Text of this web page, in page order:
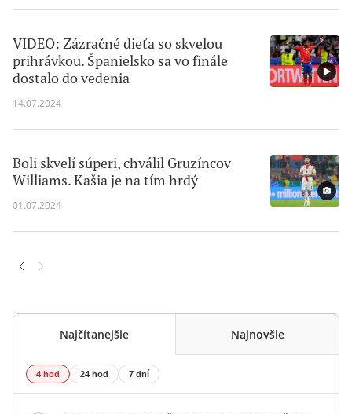
VIDEO: Zázračné dieťa so skvelou
prihrávkou. Španielsko sa vo finále
dostalo do vedenia
14.07.2024
Boli skvelí súperi, chválil Gruzíncov
Williams. Kašia je na tím hrdý
01.07.2024
Najčítanejšie Najnovšie
4 hod 24 hod 7 dní